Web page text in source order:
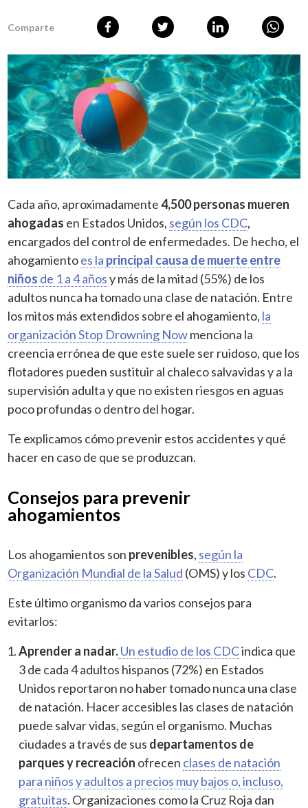
Comparte
Cada año, aproximadamente4,500 personas mueren
ahogadas en Estados Unidos, según los CDC,
encargados del control de enfermedades. De hecho, el
ahogamientoes la principal causa de muerte entre
niños de 1 a 4 añosy más de la mitad (55%) de los
adultos nunca ha tomado una clase de natación. Entre
los mitos más extendidos sobre el ahogamiento, la
organización Stop Drowning Nowmenciona la
creencia errónea de que este suele ser ruidoso, que los
flotadores pueden sustituir al chaleco salvavidas y a la
supervisión adulta y que no existen riesgos en aguas
poco profundas o dentro del hogar.
Te explicamos cómo prevenir estos accidentes y qué
hacer en caso de que se produzcan.
Consejos para prevenir
ahogamientos
Los ahogamientos son prevenibles, según la
Organización Mundial de la Salud (OMS) y los CDC.
Este último organismo da varios consejos para
evitarlos:
Aprender a nadar.Un estudio de los CDCindica que
3 de cada 4 adultos hispanos (72%) en Estados
Unidos reportaron no haber tomado nunca una clase
de natación. Hacer accesibles las clases de natación
puede salvar vidas, según el organismo. Muchas
ciudades a través de sus departamentos de
parques y recreación ofrecen clases de natación
para niños y adultos a precios muy bajos o, incluso,
gratuitas. Organizaciones como la Cruz Roja dan